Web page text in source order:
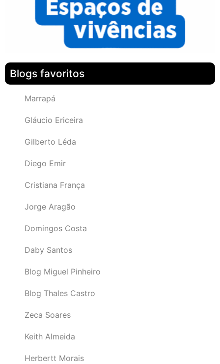
Blogs favoritos
Marrapá
Gláucio Ericeira
Gilberto Léda
Diego Emir
Cristiana França
Jorge Aragão
Domingos Costa
Daby Santos
Blog Miguel Pinheiro
Blog Thales Castro
Zeca Soares
Keith Almeida
Herbertt Morais